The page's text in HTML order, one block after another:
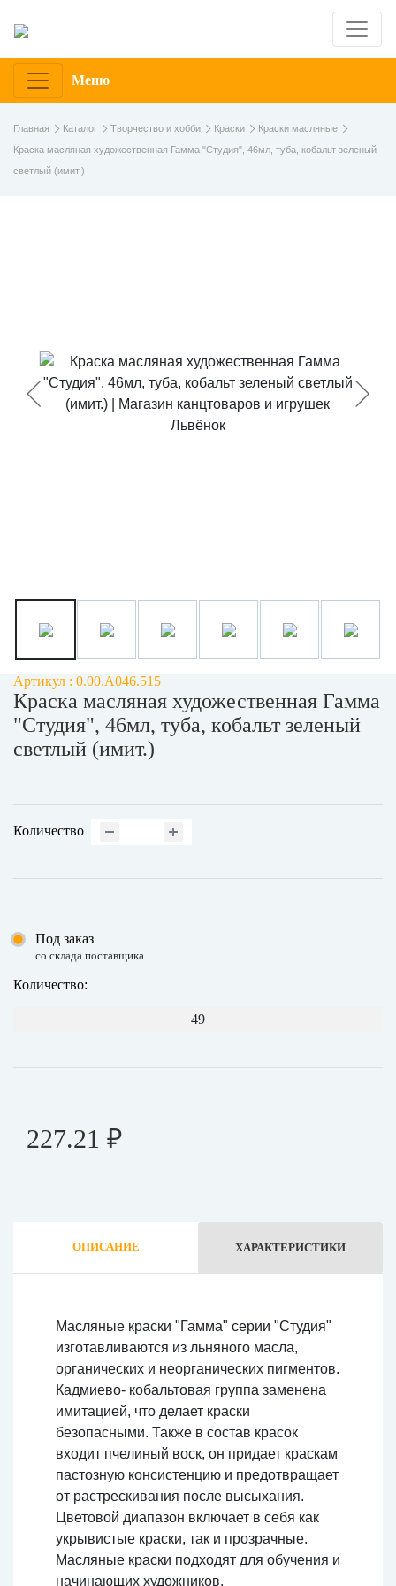
Меню
Главная Каталог Творчество и хобби Краски
Краски масляные
Краска масляная художественная Гамма "Студия", 46мл, туба, кобальт зеленый
светлый (имит.)
Артикул : 0.00.А046.515
Краска масляная художественная Гамма
"Студия", 46мл, туба, кобальт зеленый
светлый (имит.)
Количество
Под заказ
со склада поставщика
Количество:
49
227.21 ₽
ОПИСАНИЕ ХАРАКТЕРИСТИКИ
Масляные краски "Гамма" серии "Студия"
изготавливаются из льняного масла,
органических и неорганических пигментов.
Кадмиево- кобальтовая группа заменена
имитацией, что делает краски
безопасными. Также в состав красок
входит пчелиный воск, он придает краскам
пастозную консистенцию и предотвращает
от растрескивания после высыхания.
Цветовой диапазон включает в себя как
укрывистые краски, так и прозрачные.
Масляные краски подходят для обучения и
начинающих художников.